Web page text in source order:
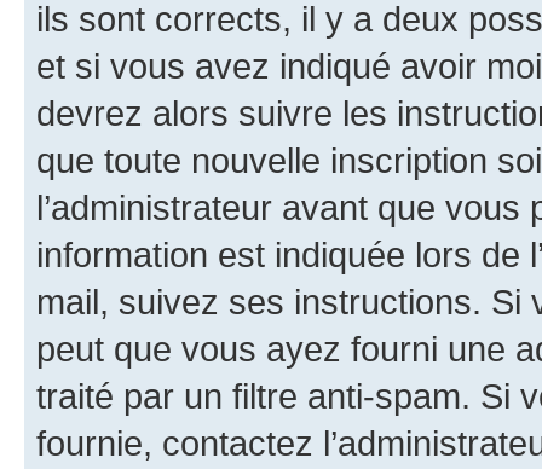
ils sont corrects, il y a deux
et si vous avez indiqué avoir
devrez alors suivre les
que toute nouvelle inscription
l’administrateur avant que
information est indiquée lors de
mail, suivez ses instructions. Si
peut que vous ayez fourni une
traité par un filtre anti-spam. Si
fournie, contactez